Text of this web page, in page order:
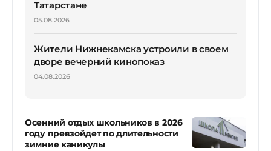
Татарстане
05.08.2026
Жители Нижнекамска устроили в своем
дворе вечерний кинопоказ
04.08.2026
Осенний отдых школьников в 2026
году превзойдет по длительности
зимние каникулы